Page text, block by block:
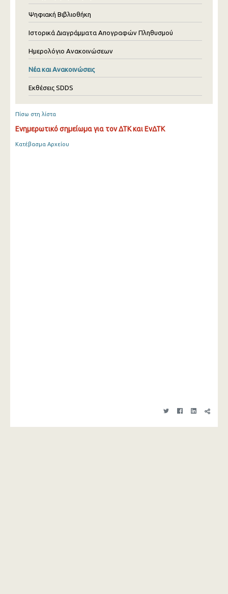
Ψηφιακή Βιβλιοθήκη
Ιστορικά Διαγράμματα Απογραφών Πληθυσμού
Ημερολόγιο Ανακοινώσεων
Νέα και Ανακοινώσεις
Εκθέσεις SDDS
Πίσω στη λίστα
Ενημερωτικό σημείωμα για τον ΔΤΚ και ΕνΔΤΚ
Κατέβασμα Αρχείου